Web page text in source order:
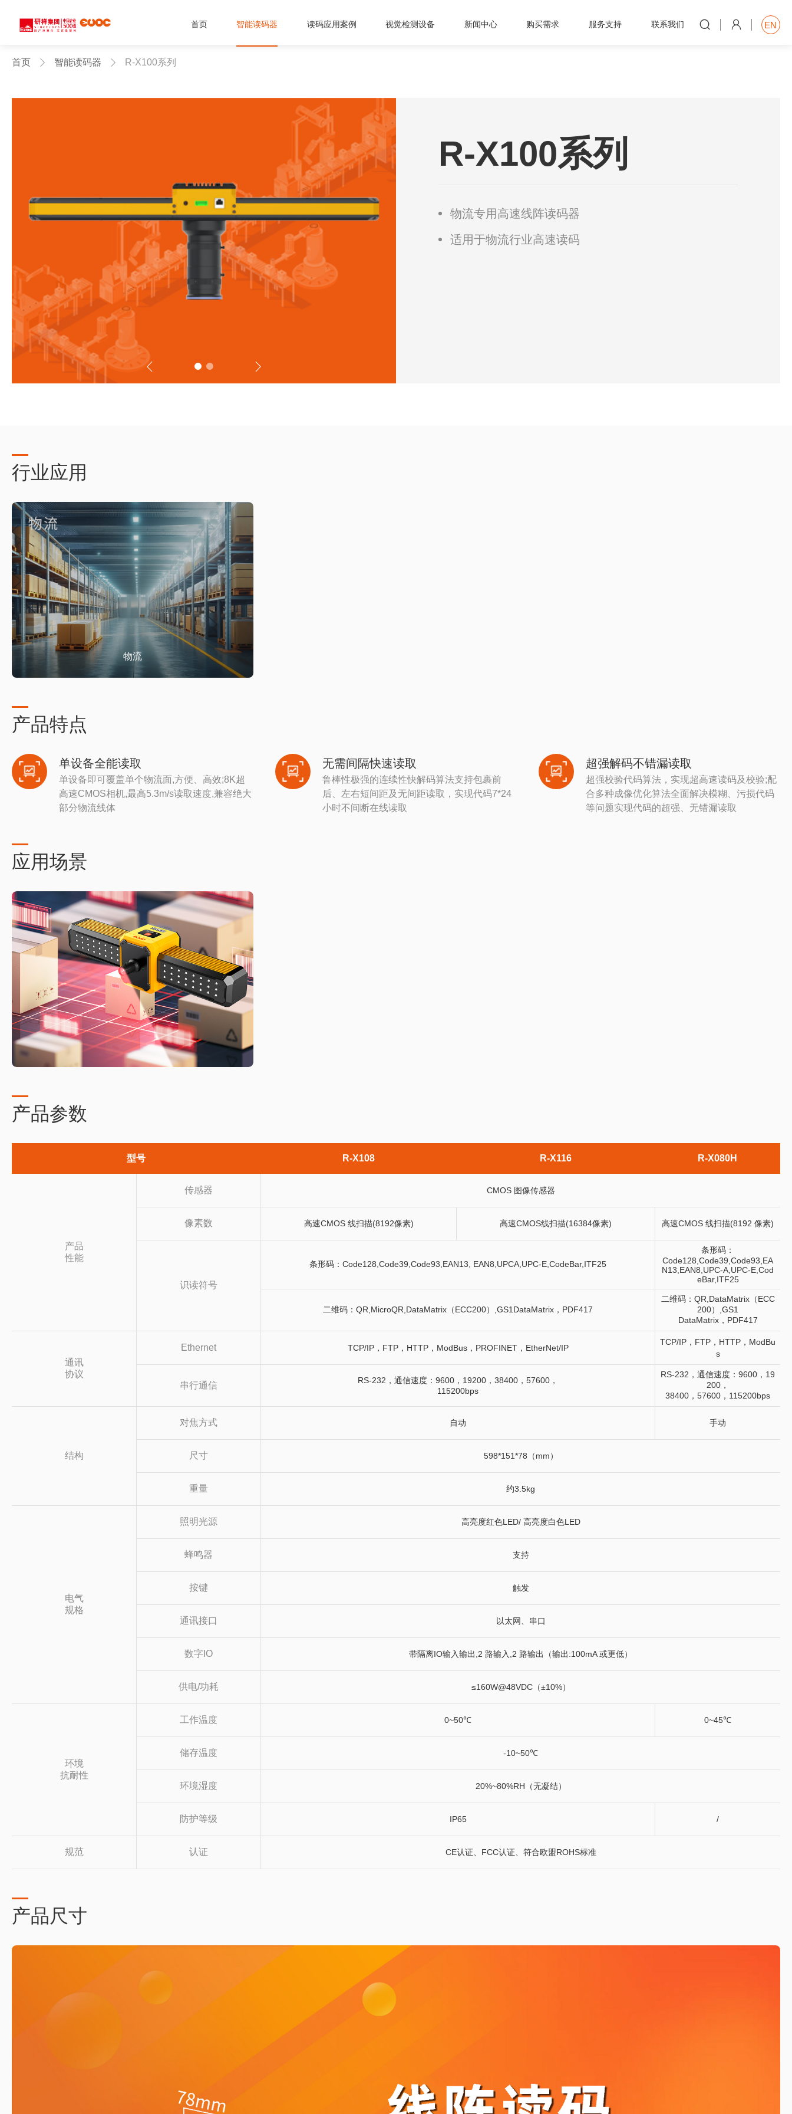
首页 智能读码器 读码应用案例 视觉检测设备 新闻中心 购买需求 服务支持 联系我们

 EN
首页  智能读码器  R-X100系列
𐃮

R-X100系列
物流专用高速线阵读码器
适用于物流行业高速读码
行业应用
物流
产品特点
单设备全能读取
单设备即可覆盖单个物流面,方便、高效;8K超
高速CMOS相机,最高5.3m/s读取速度,兼容绝大
部分物流线体
无需间隔快速读取
鲁棒性极强的连续性快解码算法支持包裹前
后、左右短间距及无间距读取，实现代码7*24
小时不间断在线读取
超强解码不错漏读取
超强校验代码算法，实现超高速读码及校验;配
合多种成像优化算法全面解决模糊、污损代码
等问题实现代码的超强、无错漏读取
应用场景
产品参数
型号 R-X108 R-X116 R-X080H
产品
性能
传感器 CMOS 图像传感器
像素数 高速CMOS 线扫描(8192像素) 高速CMOS线扫描(16384像素) 高速CMOS 线扫描(8192 像素)
识读符号
条形码：Code128,Code39,Code93,EAN13, EAN8,UPCA,UPC-E,CodeBar,ITF25
条形码：
Code128,Code39,Code93,EA
N13,EAN8,UPC-A,UPC-E,Cod
eBar,ITF25
二维码：QR,MicroQR,DataMatrix（ECC200）,GS1DataMatrix，PDF417
二维码：QR,DataMatrix（ECC
200）,GS1
DataMatrix，PDF417
通讯
协议
Ethernet TCP/IP，FTP，HTTP，ModBus，PROFINET，EtherNet/IP
TCP/IP，FTP，HTTP，ModBu
s
串行通信
RS-232，通信速度：9600，19200，38400，57600，
115200bps
RS-232，通信速度：9600，19
200，
38400，57600，115200bps
结构
对焦方式 自动 手动
尺寸 598*151*78（mm）
重量 约3.5kg
电气
规格
照明光源 高亮度红色LED/ 高亮度白色LED
蜂鸣器 支持
按键 触发
通讯接口 以太网、串口
数字IO 带隔离IO输入输出,2 路输入,2 路输出（输出:100mA 或更低）
供电/功耗 ≤160W@48VDC（±10%）
环境
抗耐性
工作温度 0~50℃ 0~45℃
储存温度 -10~50℃
环境湿度 20%~80%RH（无凝结）
防护等级 IP65 /
规范 认证 CE认证、FCC认证、符合欧盟ROHS标准
产品尺寸